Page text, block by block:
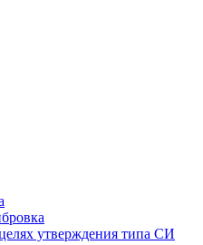
утверждения типа СИ